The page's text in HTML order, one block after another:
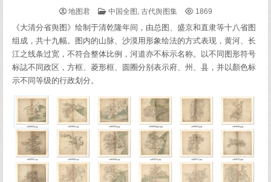
地图君
POSTED
中国全图 , 古代舆图集 1869
《大清分省舆图》绘制于清乾隆年间，由总图、盛京和直隶等十八省图
组成，共十九幅。图内的山脉、沙漠用形象绘法的方式表现，黄河、长
江之线条过宽，不符合整体比例，河道亦不标示名称。以不同图形符号
标誌不同政区，方框、菱形框、圆圈分别表示府、州、县，并以顏色标
示不同等级的行政划分。